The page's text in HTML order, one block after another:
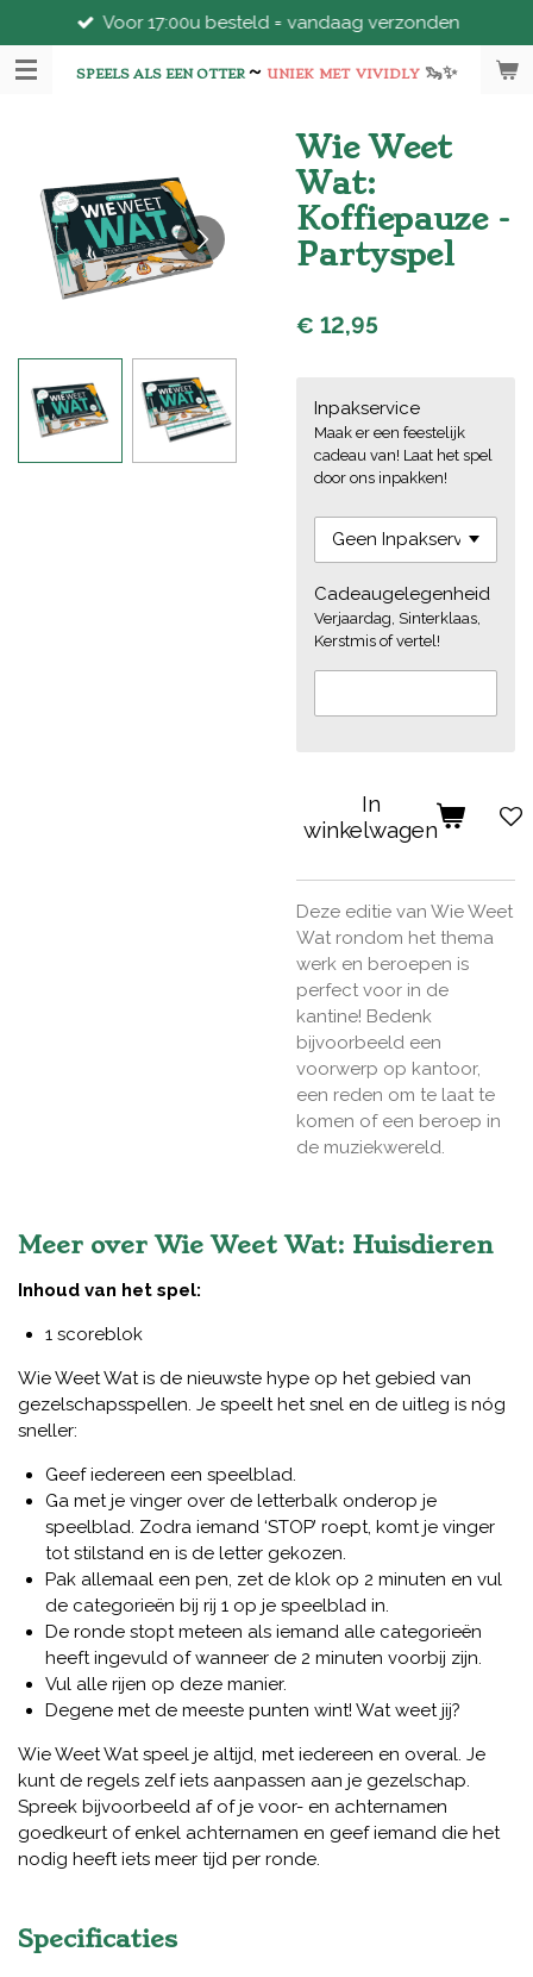
direct
naar
SPEELS ALS EEN OTTER~ UNIEK MET VIVIDLY 🦦✨
Voor 17:00u besteld = vandaag verzonden
Wie Weet
Wat:
Koffiepauze -
Partyspel
€ 12,95
Inpakservice
Maak er een feestelijk
cadeau van! Laat het spel
door ons inpakken!
Cadeaugelegenheid
Verjaardag, Sinterklaas,
Kerstmis of vertel!
In
winkelwagen
Deze editie van Wie Weet
Wat rondom het thema
werk en beroepen is
perfect voor in de
kantine! Bedenk
bijvoorbeeld een
voorwerp op kantoor,
een reden om te laat te
komen of een beroep in
de muziekwereld.
Meer over Wie Weet Wat: Huisdieren
Inhoud van het spel:
1 scoreblok
Wie Weet Wat is de nieuwste hype op het gebied van
gezelschapsspellen. Je speelt het snel en de uitleg is nóg
sneller:
Geef iedereen een speelblad.
Ga met je vinger over de letterbalk onderop je
speelblad. Zodra iemand ‘STOP’ roept, komt je vinger
tot stilstand en is de letter gekozen.
Pak allemaal een pen, zet de klok op 2 minuten en vul
de categorieën bij rij 1 op je speelblad in.
De ronde stopt meteen als iemand alle categorieën
heeft ingevuld of wanneer de 2 minuten voorbij zijn.
Vul alle rijen op deze manier.
Degene met de meeste punten wint! Wat weet jij?
Wie Weet Wat speel je altijd, met iedereen en overal. Je
kunt de regels zelf iets aanpassen aan je gezelschap.
Spreek bijvoorbeeld af of je voor- en achternamen
goedkeurt of enkel achternamen en geef iemand die het
nodig heeft iets meer tijd per ronde.
Specificaties